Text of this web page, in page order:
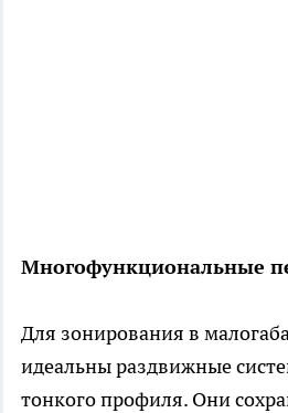
Многофункциональные
Для зонирования в
идеальны раздвижные
тонкого профиля. Они